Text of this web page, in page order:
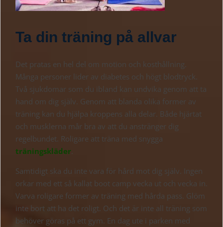
Ta din träning på allvar
Det pratas en hel del om motion och kosthållning.
Många personer lider av diabetes och högt blodtryck.
Två sjukdomar som du ibland kan undvika genom att ta
hand om dig själv. Genom att blanda olika former av
träning kan du hjälpa kroppens alla delar. Både hjärtat
och musklerna mår bra av att du anstränger dig
regelbundet. Roligare att träna med snygga
träningskläder
Samtidigt ska du inte vara för hård mot dig själv. Ingen
orkar med ett så kallat boot camp vecka ut och vecka in.
Varva roligare former av träning med hårda pass. Glöm
inte bort att ha det roligt. Och det är inte all träning som
behöver göras på ett gym. En dag ute i parken med